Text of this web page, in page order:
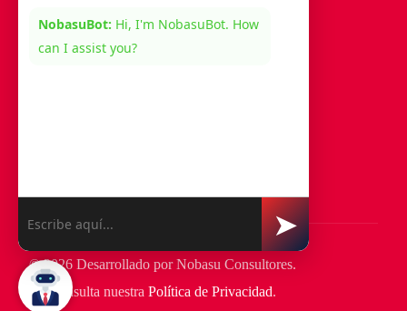
Nosotros
Servicios
© 2026 Desarrollado por Nobasu Consultores.
Consulta nuestraPolítica de Privacidad.
NobasuBot: Hi, I'm NobasuBot. How
can I assist you?
➤